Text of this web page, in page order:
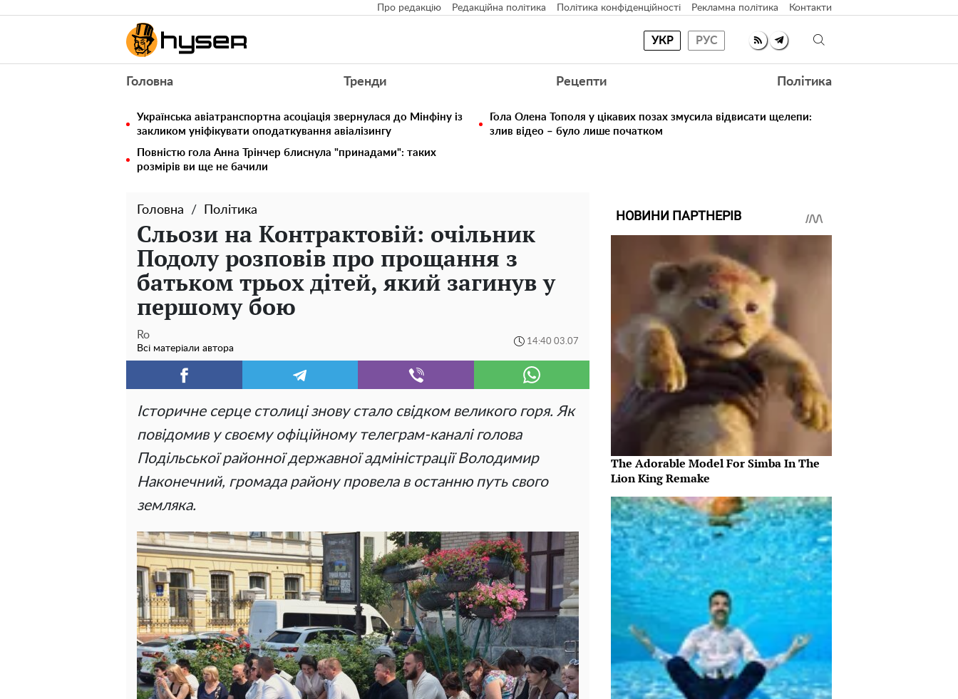
Про редакцію Редакційна політика Політика конфіденційності Рекламна політика Контакти
УКР РУС
Головна Тренди Рецепти Політика
Українська авіатранспортна асоціація звернулася до Мінфіну із
закликом уніфікувати оподаткування авіалізингу
Гола Олена Тополя у цікавих позах змусила відвисати щелепи:
злив відео – було лише початком
Повністю гола Анна Трінчер блиснула "принадами": таких
розмірів ви ще не бачили
Головна Політика
Сльози на Контрактовій: очільник
Подолу розповів про прощання з
батьком трьох дітей, який загинув у
першому бою
Ro
Всі матеріали автора
14:40 03.07
Історичне серце столиці знову стало свідком великого горя. Як
повідомив у своєму офіційному телеграм-каналі голова
Подільської районної державної адміністрації Володимир
Наконечний, громада району провела в останню путь свого
земляка.
НОВИНИ ПАРТНЕРІВ
The Adorable Model For Simba In The
Lion King Remake